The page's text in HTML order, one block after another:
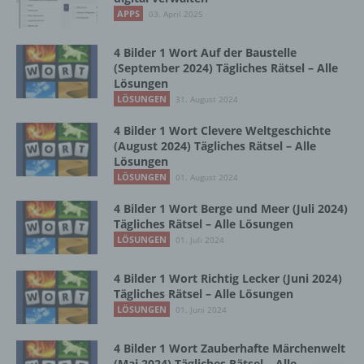
APPS 03. April 2025
4 Bilder 1 Wort Auf der Baustelle
(September 2024) Tägliches Rätsel – Alle
Lösungen
LÖSUNGEN 31. August 2024
4 Bilder 1 Wort Clevere Weltgeschichte
(August 2024) Tägliches Rätsel – Alle
Lösungen
LÖSUNGEN 01. August 2024
4 Bilder 1 Wort Berge und Meer (Juli 2024)
Tägliches Rätsel – Alle Lösungen
LÖSUNGEN 01. Juli 2024
4 Bilder 1 Wort Richtig Lecker (Juni 2024)
Tägliches Rätsel – Alle Lösungen
LÖSUNGEN 01. Juni 2024
4 Bilder 1 Wort Zauberhafte Märchenwelt
Zusammenhang mit personenbezogenen
Organisation, das Ordnen, die Speicherung,
die Anpassung oder Veränderung, das
Auslesen, das Abfragen, die Verwendung,
die Offenlegung durch Übermittlung,
Bereitstellung, den Abgleich oder die
Verknüpfung, die Einschränkung, das
Löschen oder die Vernichtung.
d) Einschränkung der Verarbeitung
Einschränkung der Verarbeitung ist die
Markierung gespeicherter
personenbezogener Daten mit dem Ziel, ihre
künftige Verarbeitung einzuschränken.
e) Profiling